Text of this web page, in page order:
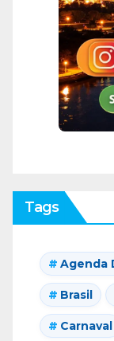
Tags
Agenda
Brasil
Carnaval